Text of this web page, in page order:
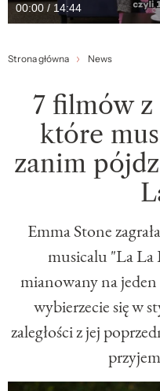
00:00 / 14:44
Strona główna News
7 filmów z
które
zanim
Emma Stone
musicalu "La La
mianowany na
wybierzecie się w
zaległości z jej